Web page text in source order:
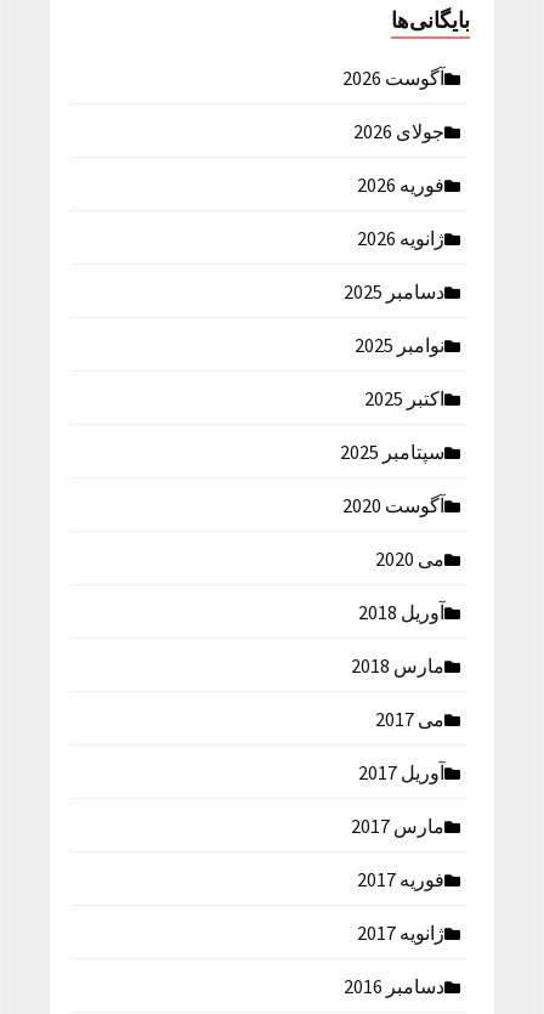
بایگانی‌ها
آگوست 2026
جولای 2026
فوریه 2026
ژانویه 2026
دسامبر 2025
نوامبر 2025
اکتبر 2025
سپتامبر 2025
آگوست 2020
می 2020
آوریل 2018
مارس 2018
می 2017
آوریل 2017
مارس 2017
فوریه 2017
ژانویه 2017
دسامبر 2016